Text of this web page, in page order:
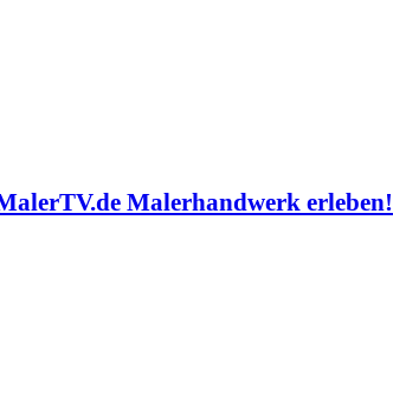
Malerhandwerk erleben!